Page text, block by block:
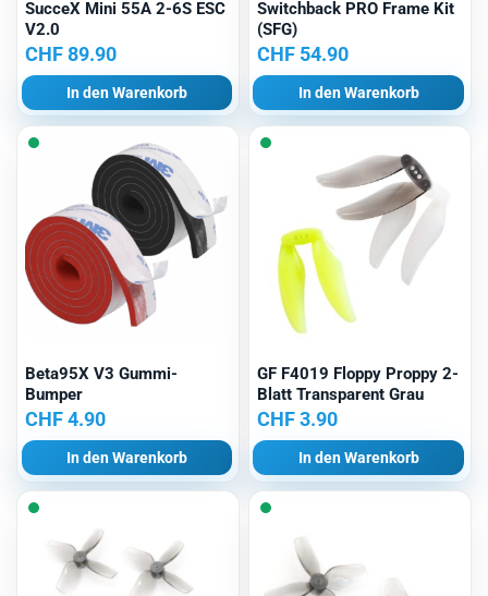
SucceX Mini 55A 2-6S ESC
V2.0
CHF89.90
In den Warenkorb
Switchback PRO Frame Kit
(SFG)
CHF54.90
In den Warenkorb
Beta95X V3 Gummi-
Bumper
CHF4.90
In den Warenkorb
GF F4019 Floppy Proppy 2-
Blatt Transparent Grau
CHF3.90
In den Warenkorb